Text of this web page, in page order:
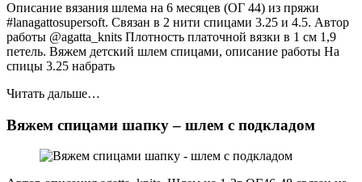
Описание вязания шлема на 6 месяцев (ОГ 44) из пряжи
#lanagattosupersoft. Связан в 2 нити спицами 3.25 и 4.5. Автор
работы @agatta_knits Плотность платочной вязки в 1 см 1,9
петель. Вяжем детский шлем спицами, описание работы На
спицы 3.25 набрать
Читать дальше…
Вяжем спицами шапку – шлем с подкладом